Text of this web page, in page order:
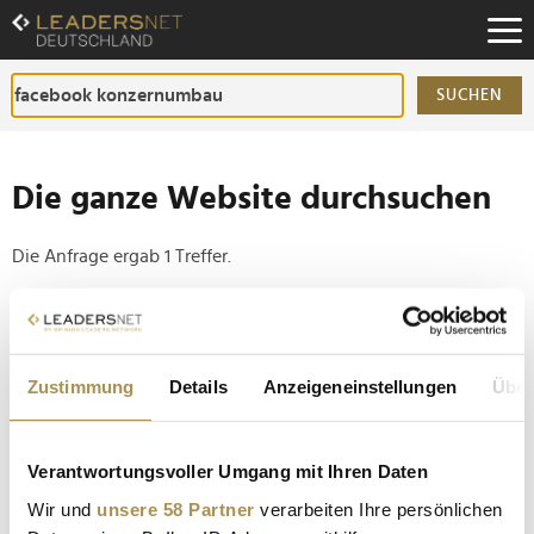
Zustimmung Details Anzeigeneinstellungen
Verantwortungsvoller Umgang mit Ihren Daten
Wir und unsere 58 Partner verarbeiten Ihre persönlichen
Zum
Inhalt
Zur
Fußzeilen-
Navigation
SUCHEN
Die ganze Website durchsuchen
Die Anfrage ergab 1 Treffer.
Tipp
Setzen Sie die gesuchten Wörter zwischen
Anführungszeichen: zb "Vorname Nachname".
Meta plant weltweiten Stellenabbau im Zuge neuer
KI-Strategie